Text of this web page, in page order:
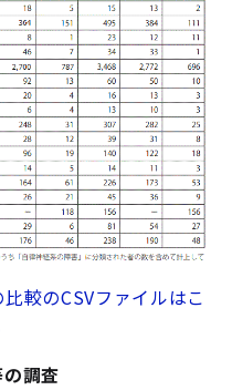
較のCSVファイルはこ
の調査